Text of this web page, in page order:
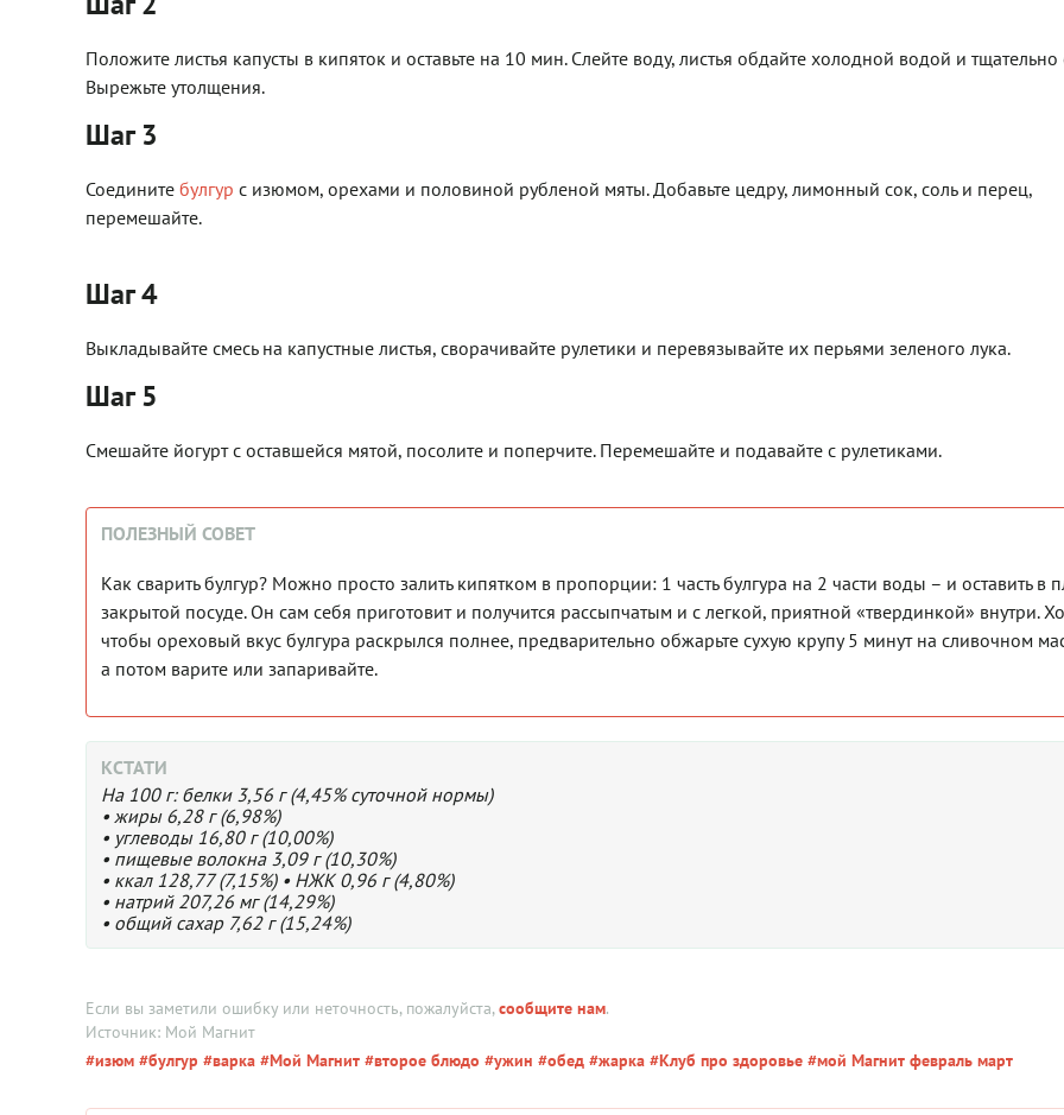
Положите листья капусты в кипяток и оставьте на 10 мин. Слейте воду, листья обдайте холодной водой и тщательно
Вырежьте утолщения.
Шаг 3
Соедините булгур с изюмом, орехами и половиной рубленой мяты. Добавьте цедру, лимонный сок, соль и перец,
перемешайте.
Шаг 4
Выкладывайте смесь на капустные листья, сворачивайте рулетики и перевязывайте их перьями зеленого лука.
Шаг 5
Смешайте йогурт с оставшейся мятой, посолите и поперчите. Перемешайте и подавайте с рулетиками.
ПОЛЕЗНЫЙ СОВЕТ
Как сварить булгур? Можно просто залить кипятком в пропорции: 1 часть булгура на 2 части воды – и оставить в
закрытой посуде. Он сам себя приготовит и получится рассыпчатым и с легкой, приятной «твердинкой» внутри.
чтобы ореховый вкус булгура раскрылся полнее, предварительно обжарьте сухую крупу 5 минут на сливочном
а потом варите или запаривайте.
КСТАТИ
На 100 г: белки 3,56 г (4,45% суточной нормы)
• жиры 6,28 г (6,98%)
• углеводы 16,80 г (10,00%)
• пищевые волокна 3,09 г (10,30%)
• ккал 128,77 (7,15%) • НЖК 0,96 г (4,80%)
• натрий 207,26 мг (14,29%)
• общий сахар 7,62 г (15,24%)
Если вы заметили ошибку или неточность, пожалуйста,сообщите нам.
Источник: Мой Магнит
#изюм #булгур #варка #Мой Магнит #второе блюдо #ужин #обед #жарка #Клуб про здоровье #мой Магнит февраль март